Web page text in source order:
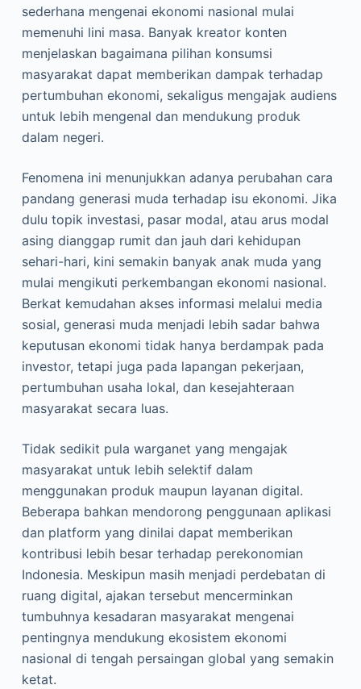
sederhana mengenai ekonomi nasional mulai
memenuhi lini masa. Banyak kreator konten
menjelaskan bagaimana pilihan konsumsi
masyarakat dapat memberikan dampak terhadap
pertumbuhan ekonomi, sekaligus mengajak audiens
untuk lebih mengenal dan mendukung produk
dalam negeri.
Fenomena ini menunjukkan adanya perubahan cara
pandang generasi muda terhadap isu ekonomi. Jika
dulu topik investasi, pasar modal, atau arus modal
asing dianggap rumit dan jauh dari kehidupan
sehari-hari, kini semakin banyak anak muda yang
mulai mengikuti perkembangan ekonomi nasional.
Berkat kemudahan akses informasi melalui media
sosial, generasi muda menjadi lebih sadar bahwa
keputusan ekonomi tidak hanya berdampak pada
investor, tetapi juga pada lapangan pekerjaan,
pertumbuhan usaha lokal, dan kesejahteraan
masyarakat secara luas.
Tidak sedikit pula warganet yang mengajak
masyarakat untuk lebih selektif dalam
menggunakan produk maupun layanan digital.
Beberapa bahkan mendorong penggunaan aplikasi
dan platform yang dinilai dapat memberikan
kontribusi lebih besar terhadap perekonomian
Indonesia. Meskipun masih menjadi perdebatan di
ruang digital, ajakan tersebut mencerminkan
tumbuhnya kesadaran masyarakat mengenai
pentingnya mendukung ekosistem ekonomi
nasional di tengah persaingan global yang semakin
ketat.